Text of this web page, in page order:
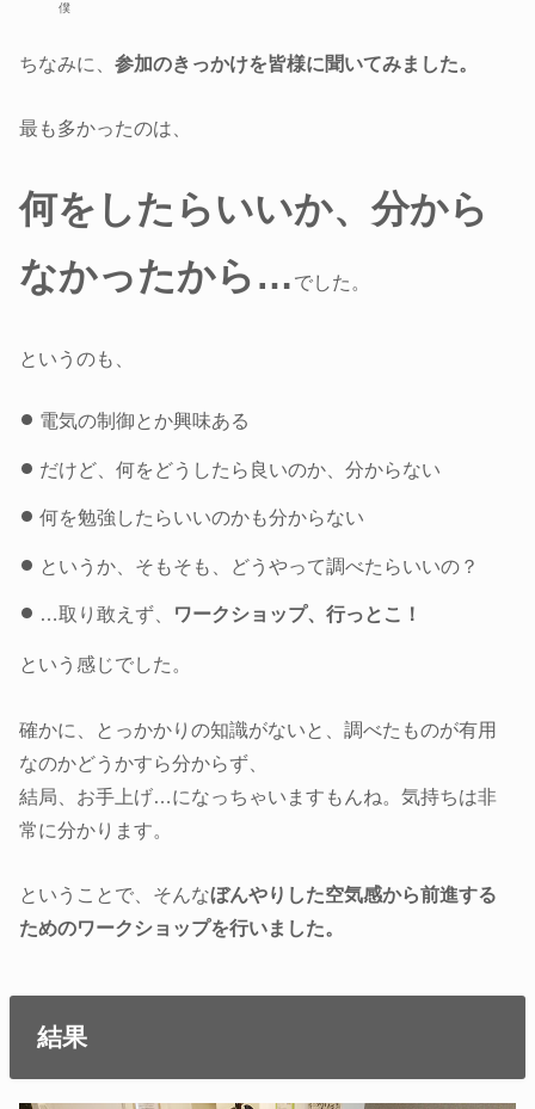
僕
ちなみに、参加のきっかけを皆様に聞いてみました。
最も多かったのは、
何をしたらいいか、分から
なかったから… でした。
というのも、
電気の制御とか興味ある
だけど、何をどうしたら良いのか、分からない
何を勉強したらいいのかも分からない
というか、そもそも、どうやって調べたらいいの？
…取り敢えず、 ワークショップ、行っとこ！
という感じでした。
確かに、とっかかりの知識がないと、調べたものが有用
なのかどうかすら分からず、
結局、お手上げ…になっちゃいますもんね。気持ちは非
常に分かります。
ということで、そんなぼんやりした空気感から前進する
ためのワークショップを行いました。
結果